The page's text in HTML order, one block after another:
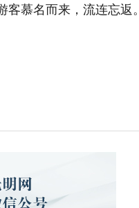
慕名而来，流连忘返。